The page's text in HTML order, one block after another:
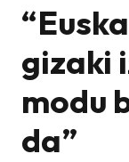
gizaki
modu
da”